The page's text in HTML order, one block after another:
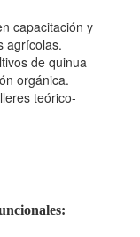
capacitación y
agrícolas.
de quinua
orgánica.
teórico-
: